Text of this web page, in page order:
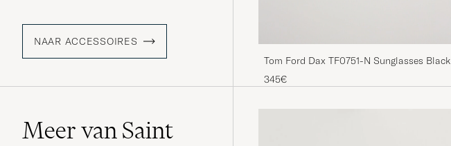
NAAR ACCESSOIRES
Tom Ford Dax TF0751-N Sunglasses Black
345€
Meer van Saint